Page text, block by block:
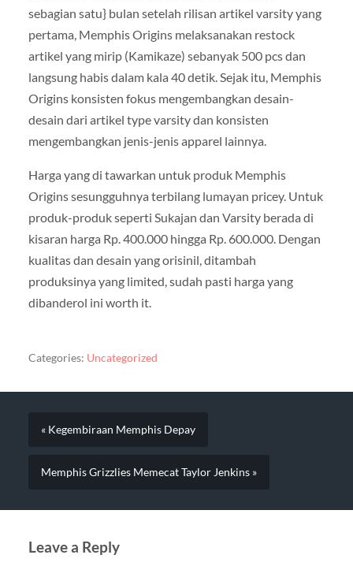
sebagian satu} bulan setelah rilisan artikel varsity yang
pertama, Memphis Origins melaksanakan restock
artikel yang mirip (Kamikaze) sebanyak 500 pcs dan
langsung habis dalam kala 40 detik. Sejak itu, Memphis
Origins konsisten fokus mengembangkan desain-
desain dari artikel type varsity dan konsisten
mengembangkan jenis-jenis apparel lainnya.
Harga yang di tawarkan untuk produk Memphis
Origins sesungguhnya terbilang lumayan pricey. Untuk
produk-produk seperti Sukajan dan Varsity berada di
kisaran harga Rp. 400.000 hingga Rp. 600.000. Dengan
kualitas dan desain yang orisinil, ditambah
produksinya yang limited, sudah pasti harga yang
dibanderol ini worth it.
Categories: Uncategorized
« Kegembiraan Memphis Depay
Memphis Grizzlies Memecat Taylor Jenkins »
Leave a Reply